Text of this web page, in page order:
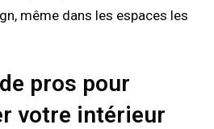
même dans les espaces les
pros pour
votre intérieur